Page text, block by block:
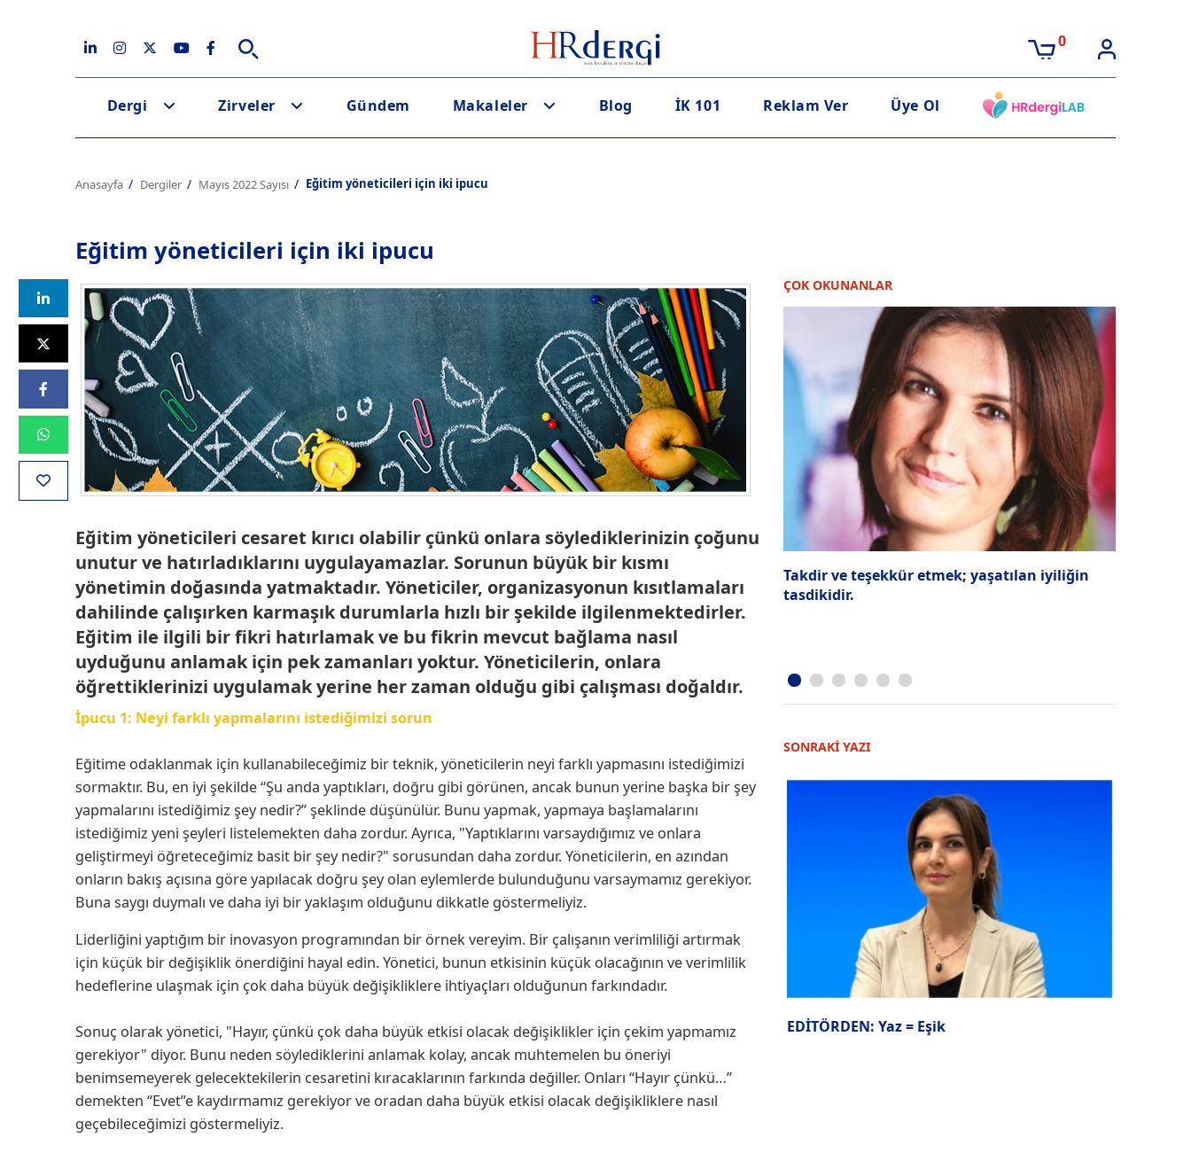
0
Dergi Zirveler Gündem Makaleler Blog İK 101 Reklam Ver Üye Ol
Anasayfa Dergiler Mayıs 2022 Sayısı Eğitim yöneticileri için iki ipucu
Eğitim yöneticileri için iki ipucu
Eğitim yöneticileri cesaret kırıcı olabilir çünkü onlara söylediklerinizin çoğunu
unutur ve hatırladıklarını uygulayamazlar. Sorunun büyük bir kısmı
yönetimin doğasında yatmaktadır. Yöneticiler, organizasyonun kısıtlamaları
dahilinde çalışırken karmaşık durumlarla hızlı bir şekilde ilgilenmektedirler.
Eğitim ile ilgili bir fikri hatırlamak ve bu fikrin mevcut bağlama nasıl
uyduğunu anlamak için pek zamanları yoktur. Yöneticilerin, onlara
öğrettiklerinizi uygulamak yerine her zaman olduğu gibi çalışması doğaldır.
İpucu 1: Neyi farklı yapmalarını istediğimizi sorun
Eğitime odaklanmak için kullanabileceğimiz bir teknik, yöneticilerin neyi farklı yapmasını istediğimizi
sormaktır. Bu, en iyi şekilde “Şu anda yaptıkları, doğru gibi görünen, ancak bunun yerine başka bir şey
yapmalarını istediğimiz şey nedir?” şeklinde düşünülür. Bunu yapmak, yapmaya başlamalarını
istediğimiz yeni şeyleri listelemekten daha zordur. Ayrıca, "Yaptıklarını varsaydığımız ve onlara
geliştirmeyi öğreteceğimiz basit bir şey nedir?" sorusundan daha zordur. Yöneticilerin, en azından
onların bakış açısına göre yapılacak doğru şey olan eylemlerde bulunduğunu varsaymamız gerekiyor.
Buna saygı duymalı ve daha iyi bir yaklaşım olduğunu dikkatle göstermeliyiz.
Liderliğini yaptığım bir inovasyon programından bir örnek vereyim. Bir çalışanın verimliliği artırmak
için küçük bir değişiklik önerdiğini hayal edin. Yönetici, bunun etkisinin küçük olacağının ve verimlilik
hedeflerine ulaşmak için çok daha büyük değişikliklere ihtiyaçları olduğunun farkındadır.
Sonuç olarak yönetici, "Hayır, çünkü çok daha büyük etkisi olacak değişiklikler için çekim yapmamız
gerekiyor" diyor. Bunu neden söylediklerini anlamak kolay, ancak muhtemelen bu öneriyi
benimsemeyerek gelecektekilerin cesaretini kıracaklarının farkında değiller. Onları “Hayır çünkü…”
demekten “Evet”e kaydırmamız gerekiyor ve oradan daha büyük etkisi olacak değişikliklere nasıl
geçebileceğimizi göstermeliyiz.
ÇOK OKUNANLAR
Takdir ve teşekkür etmek; yaşatılan iyiliğin
tasdikidir.
SONRAKİ YAZI
EDİTÖRDEN: Yaz = Eşik